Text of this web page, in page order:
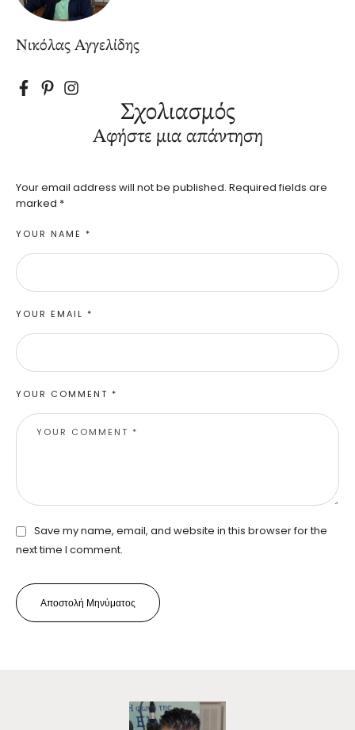
Νικόλας Αγγελίδης
Σχολιασμός
Αφήστε μια απάντηση
Your email address will not be published. Required fields are
marked *
YOUR COMMENT *
YOUR NAME *
YOUR EMAIL *
Save my name, email, and website in this browser for the
next time I comment.
Αποστολή Μηνύματος